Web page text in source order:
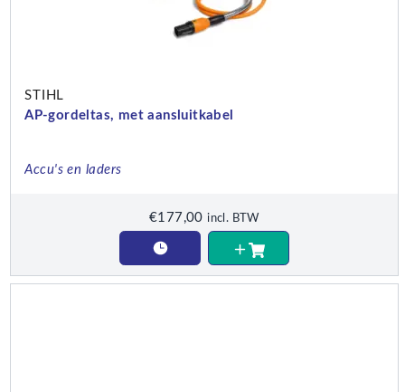
STIHL
AP-gordeltas, met aansluitkabel
Accu's en laders
€177,00 incl. BTW